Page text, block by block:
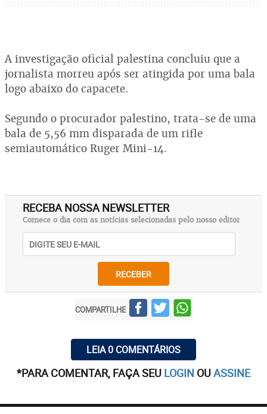
A investigação oficial palestina concluiu que a
jornalista morreu após ser atingida por uma bala
logo abaixo do capacete.
Segundo o procurador palestino, trata-se de uma
bala de 5,56 mm disparada de um rifle
semiautomático Ruger Mini-14.
RECEBA NOSSA NEWSLETTER
Comece o dia com as notícias selecionadas pelo nosso editor
RECEBER
COMPARTILHE
LEIA 0 COMENTÁRIOS
*PARA COMENTAR, FAÇA SEU LOGIN OUASSINE